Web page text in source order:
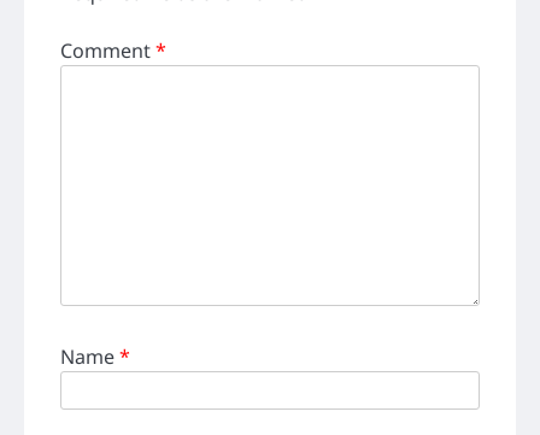
Comment*
Name*